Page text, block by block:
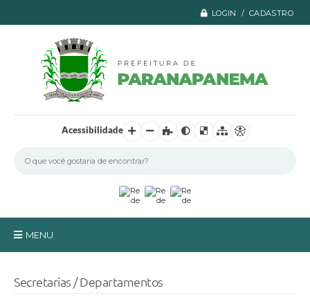
LOGIN / CADASTRO
Acessibilidade
MENU
Secretarias / Departamentos